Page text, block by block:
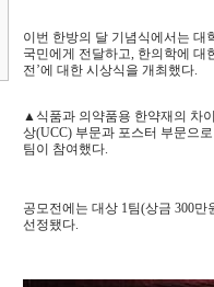
이번 한방의 달 기념식에서는 대
국민에게 전달하고, 한의학에 대
전’에 대한 시상식을 개최했다.
▲식품과 의약품용 한약재의 차
상(UCC) 부문과 포스터 부문으
팀이 참여했다.
공모전에는 대상 1팀(상금 300만
선정됐다.